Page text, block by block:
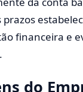
financeira e
do